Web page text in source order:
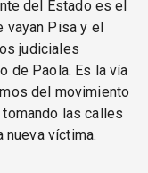
del Estado es el
vayan Pisa y el
judiciales
de Paola. Es la vía
del movimiento
las calles
nueva víctima.